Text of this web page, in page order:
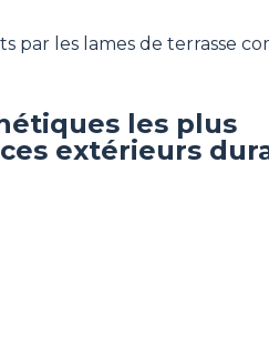
par les lames de terrasse
les plus
extérieurs